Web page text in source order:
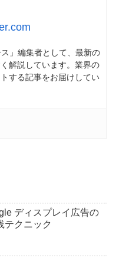
」編集者として、最新の
解説しています。業界の
する記事をお届けしてい
ディスプレイ広告の
テクニック